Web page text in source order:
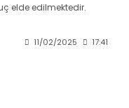
elde edilmektedir.
11/02/2025 17:41